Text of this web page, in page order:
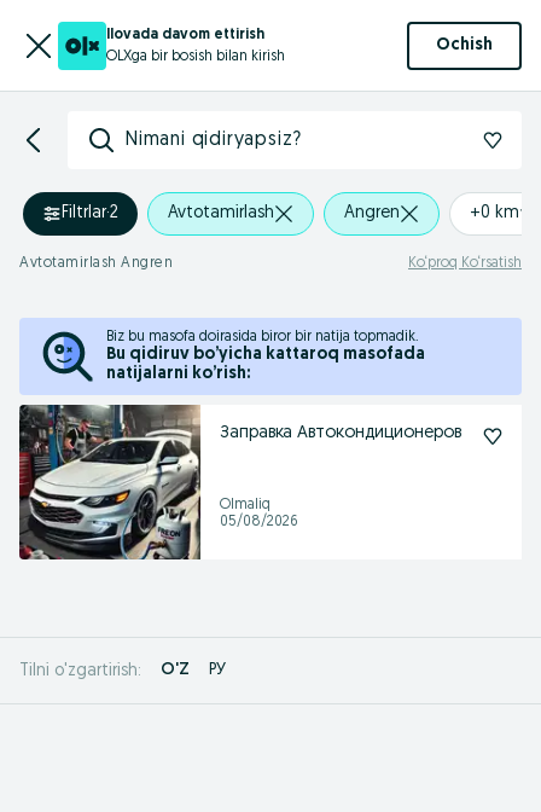
Ilovada davom ettirish
OLXga bir bosish bilan kirish
Ochish
Nimani qidiryapsiz?
Filtrlar·2 Avtotamirlash Angren +0 km
Avtotamirlash Angren Ko‘proq Ko‘rsatish
Biz bu masofa doirasida biror bir natija topmadik.
Bu qidiruv bo’yicha kattaroq masofada
natijalarni ko’rish:
Заправка Автокондиционеров
Olmaliq
05/08/2026
Tilni o'zgartirish: O'Z РУ